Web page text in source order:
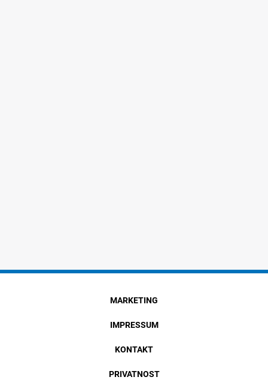
MARKETING
IMPRESSUM
KONTAKT
PRIVATNOST